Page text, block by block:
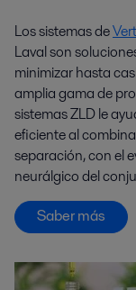
Los sistemas de
Laval son
minimizar hasta
amplia gama de
sistemas ZLD le
eficiente al
separación, con el
neurálgico del
Saber más